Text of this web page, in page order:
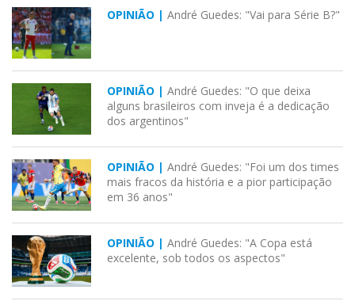
OPINIÃO | André Guedes: "Vai para Série B?"
OPINIÃO | André Guedes: "O que deixa
alguns brasileiros com inveja é a dedicação
dos argentinos"
OPINIÃO | André Guedes: "Foi um dos times
mais fracos da história e a pior participação
em 36 anos"
OPINIÃO | André Guedes: "A Copa está
excelente, sob todos os aspectos"